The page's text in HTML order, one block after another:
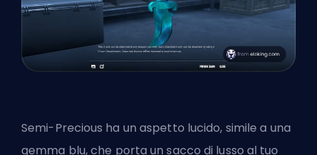
Semi-Precious ha un aspetto lucido, simile a una
gemma blu, che porta un sacco di lusso al tuo